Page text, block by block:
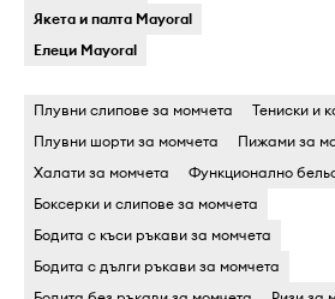
Якета и палта Mayoral
Елеци Mayoral
Плувни слипове за момчета
Тениски и
Плувни шорти за момчета
Пижами за
Халати за момчета
Функционално
Боксерки и слипове за момчета
Бодита c къси ръкави за момчета
Бодита c дълги ръкави за момчета